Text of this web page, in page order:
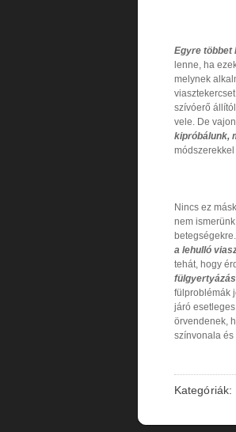
Egyre többet
lenne, ha
melynek
szívóerő
vele. De
kipróbálunk,
Nincs ez
nem
a lehulló
tehát, hogy
fülproblémák
járó
örvendenek,
színvonala
Kategóriák: